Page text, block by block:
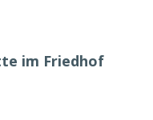
im Friedhof